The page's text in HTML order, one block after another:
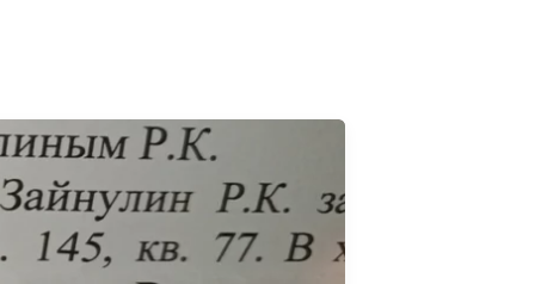
ПРАВОНАРУШЕНИЮ ЗА
ВАШ ОТЗЫВ (НАПРИМЕР:
ВОИСТИНЕ ПРАВИДНЫЙ
7.17 КОАП РФ ЗА ПОРЧУ
ПОМЕЩЕНИЯ РЫБЫ "СЕЛЬД" В